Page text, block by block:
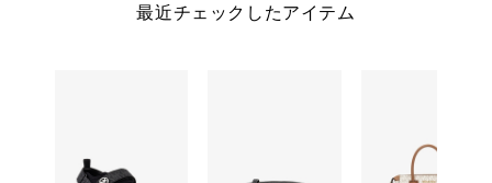
最近チェックしたアイテム